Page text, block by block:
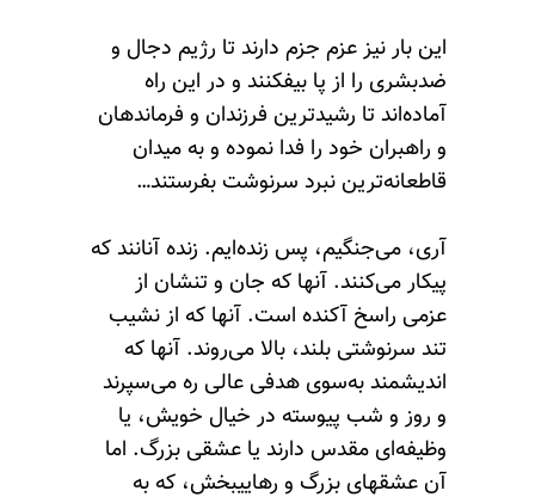
این بار نیز عزم جزم دارند تا رژیم دجال و
ضدبشری را از پا بیفکنند و در این راه
آماده‌اند تا رشیدترین فرزندان و فرماندهان
و راهبران خود را فدا نموده و به میدان
قاطعانه‌ترین نبرد سرنوشت بفرستند…
آری، می‌جنگیم، پس زنده‌ایم. زنده آنانند که
پیکار می‌کنند. آنها که جان و تنشان از
عزمی راسخ آکنده است. آنها که از نشیب
تند سرنوشتی بلند، بالا می‌روند. آنها که
اندیشمند به‌سوی هدفی عالی ره می‌سپرند
و روز و شب پیوسته در خیال خویش، یا
وظیفه‌ای مقدس دارند یا عشقی بزرگ. اما
آن عشقهای بزرگ و رهاییبخش، که به